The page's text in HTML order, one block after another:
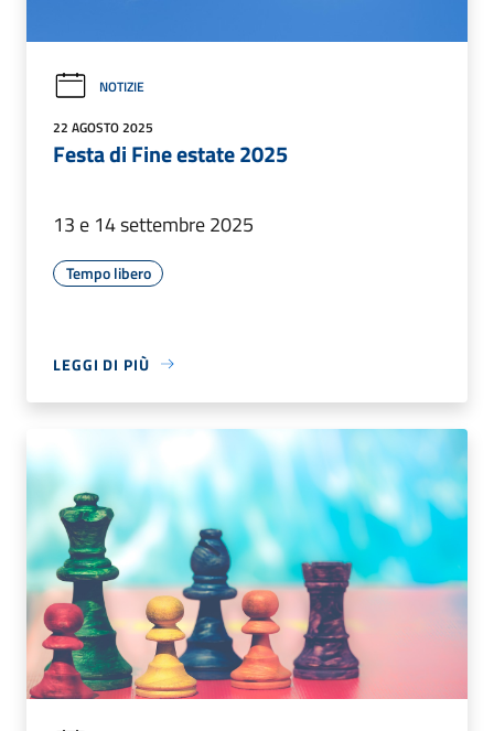
NOTIZIE
22 AGOSTO 2025
Festa di Fine estate 2025
13 e 14 settembre 2025
Tempo libero
LEGGI DI PIÙ